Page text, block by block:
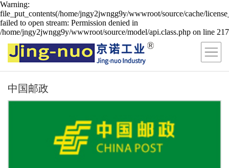
Warning:
file_put_contents(/home/jngy2jwngg9y/wwwroot/source/cache/
failed to open stream: Permission denied in
/home/jngy2jwngg9y/wwwroot/source/model/api.class.php on line 217
中国邮政